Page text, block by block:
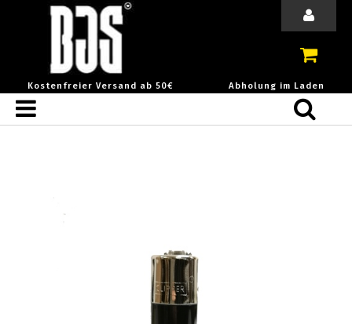
Kostenfreier Versand ab 50€ Abholung im Laden